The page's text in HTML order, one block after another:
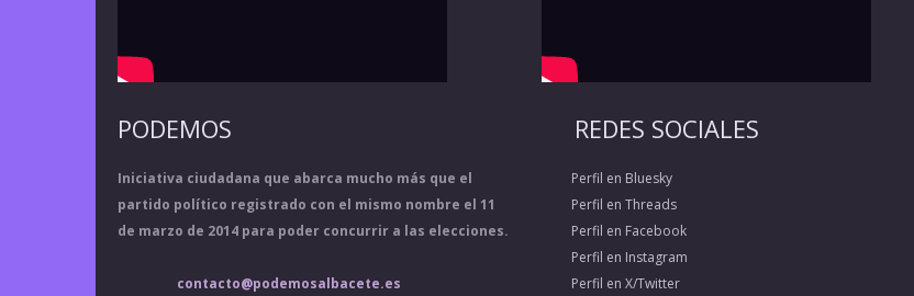
PODEMOS
Iniciativa ciudadana que abarca mucho más que el
partido político registrado con el mismo nombre el 11
de marzo de 2014 para poder concurrir a las elecciones.
contacto@podemosalbacete.es
REDES SOCIALES
Perfil en Bluesky
Perfil en Threads
Perfil en Facebook
Perfil en Instagram
Perfil en X/Twitter